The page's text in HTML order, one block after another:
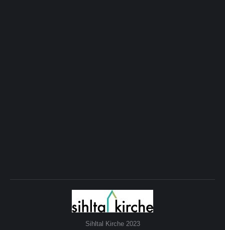
Sihltal Kirche 2023